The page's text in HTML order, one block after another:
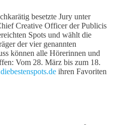
besetzte Jury unter
Creative Officer der Publicis
Spots und wählt die
der vier genannten
können alle Hörerinnen und
Vom 28. März bis zum 18.
ihren Favoriten